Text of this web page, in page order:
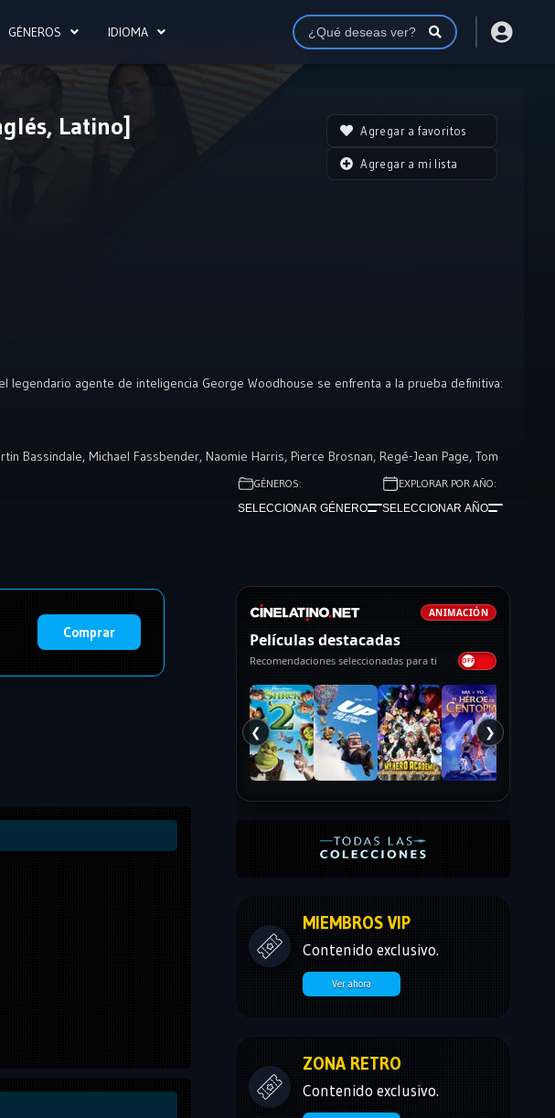
GÉNEROS IDIOMA
Latino]
legendario agente de inteligencia George Woodhouse se enfrenta a la prueba definitiva:
Bassindale, Michael Fassbender, Naomie Harris, Pierce Brosnan, Regé-Jean Page, Tom
Agregar a favoritos
Agregar a mi lista
GÉNEROS:
SELECCIONAR GÉNERO
EXPLORAR POR AÑO:
SELECCIONAR AÑO
Comprar
ANIMACIÓN
Películas destacadas
Recomendaciones seleccionadas para ti
❮ ❯
MIEMBROS VIP
Contenido exclusivo.
Ver ahora
ZONA RETRO
Contenido exclusivo.